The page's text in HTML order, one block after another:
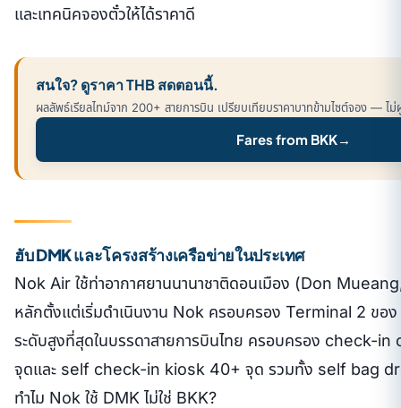
และเทคนิคจองตั๋วให้ได้ราคาดี
สนใจ? ดูราคา THB สดตอนนี้.
ผลลัพธ์เรียลไทม์จาก 200+ สายการบิน เปรียบเทียบราคาบาทข้ามไซต์จอง — ไ
Fares from BKK→
ฮับ DMK และโครงสร้างเครือข่ายในประเทศ
Nok Air ใช้ท่าอากาศยานนานาชาติดอนเมือง (Don
หลักตั้งแต่เริ่มดำเนินงาน Nok ครอบครอง Terminal 2 ของ
ระดับสูงที่สุดในบรรดาสายการบินไทย ครอบครอง check-
จุดและ self check-in kiosk 40+ จุด รวมทั้ง self bag
ทำไม Nok ใช้ DMK ไม่ใช่ BKK?